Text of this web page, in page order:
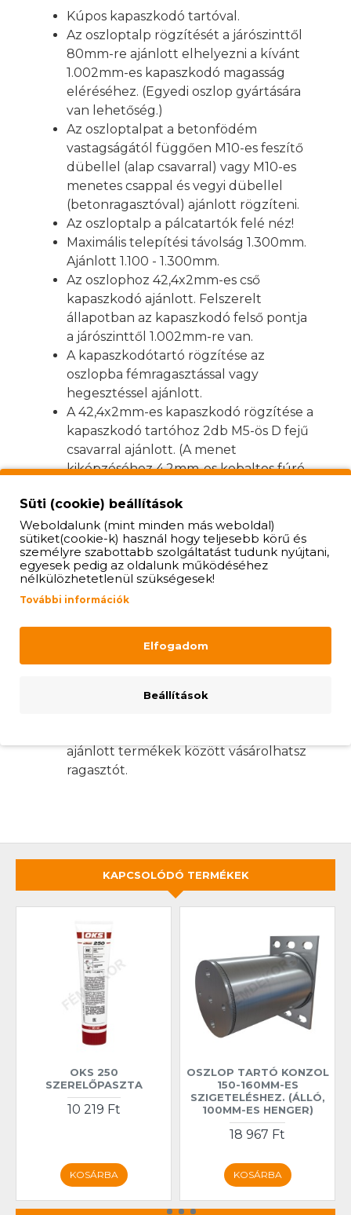
Kúpos kapaszkodó tartóval.
Az oszloptalp rögzítését a járószinttől
80mm-re ajánlott elhelyezni a kívánt
1.002mm-es kapaszkodó magasság
eléréséhez. (Egyedi oszlop gyártására
van lehetőség.)
Az oszloptalpat a betonfödém
vastagságától függően M10-es feszítő
dübellel (alap csavarral) vagy M10-es
menetes csappal és vegyi dübellel
(betonragasztóval) ajánlott rögzíteni.
Az oszloptalp a pálcatartók felé néz!
Maximális telepítési távolság 1.300mm.
Ajánlott 1.100 - 1.300mm.
Az oszlophoz 42,4x2mm-es cső
kapaszkodó ajánlott. Felszerelt
állapotban az kapaszkodó felső pontja
a járószinttől 1.002mm-re van.
A kapaszkodótartó rögzítése az
oszlopba fémragasztással vagy
hegesztéssel ajánlott.
A 42,4x2mm-es kapaszkodó rögzítése a
kapaszkodó tartóhoz 2db M5-ös D fejű
csavarral ajánlott. (A menet
kiképzéséhez 4,2mm-es kobaltos fúró
A kapaszkodótartó a lépcső szögéhez
állítható.
Az oszlopon lévő pálcatartók a kívánt
szögre elforgatható egy M5-ös
hernyócsavar fellazításával (2,5mm-es
inbuszkulcs szükséges).
A pálcatartón átfutó 12mm-es cső vagy
inbuszkulcs szükséges).
ajánlott termékek között vásárolhatsz
ragasztót.
KAPCSOLÓDÓ TERMÉKEK
OKS 250
SZERELŐPASZTA
10 219 Ft
KOSÁRBA
OSZLOP TARTÓ KONZOL
150-160MM-ES
SZIGETELÉSHEZ. (ÁLLÓ,
100MM-ES HENGER)
18 967 Ft
KOSÁRBA
Süti (cookie) beállítások
Weboldalunk (mint minden más weboldal)
sütiket(cookie-k) használ hogy teljesebb körű és
személyre szabottabb szolgáltatást tudunk nyújtani,
egyesek pedig az oldalunk működéséhez
nélkülözhetetlenül szükségesek!
További információk
Elfogadom
Beállítások